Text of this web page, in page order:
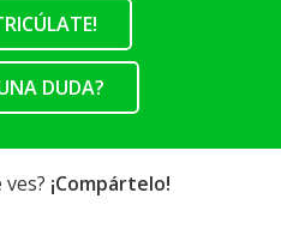
DUDA?
¡Compártelo!